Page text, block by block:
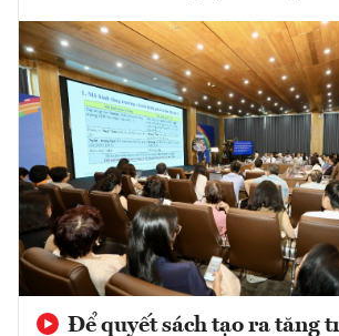
Để quyết sách tạo ra tăng